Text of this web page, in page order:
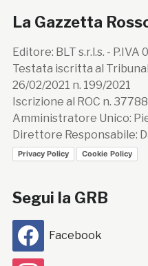
La Gazzetta
Editore: BLT s.r.l.s. -
Testata iscritta al
26/02/2021 n. 199/2021
Iscrizione al ROC n. 37788
Amministratore Unico:
Direttore Responsabile:
Privacy Policy Cookie Policy
Segui la GRB
Facebook